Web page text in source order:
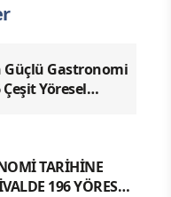
Güçlü Gastronomi
Yöresel
TARİHİNE
196 YÖRESEL